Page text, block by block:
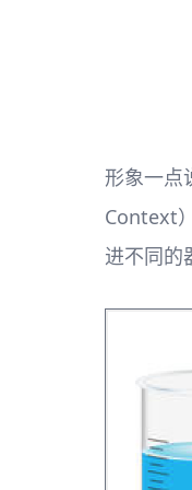
形象一点
Context
进不同的